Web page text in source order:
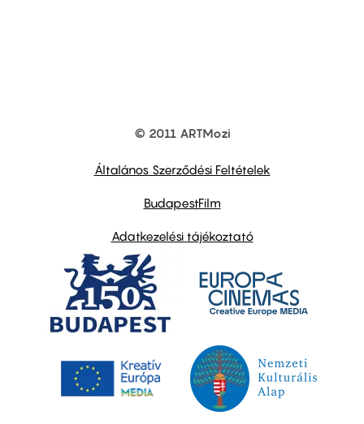
© 2011 ARTMozi
Általános Szerződési Feltételek
BudapestFilm
Adatkezelési tájékoztató